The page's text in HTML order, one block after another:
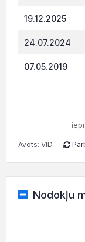
19.12.2025
24.07.2024
07.05.2019
Avots: VID
Nodokļu